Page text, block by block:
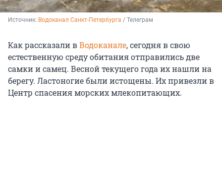
Источник: Водоканал Санкт-Петербурга / Телеграм
Как рассказали вВодоканале, сегодня в свою
естественную среду обитания отправились две
самки и самец. Весной текущего года их нашли на
берегу. Ластоногие были истощены. Их привезли в
Центр спасения морских млекопитающих.